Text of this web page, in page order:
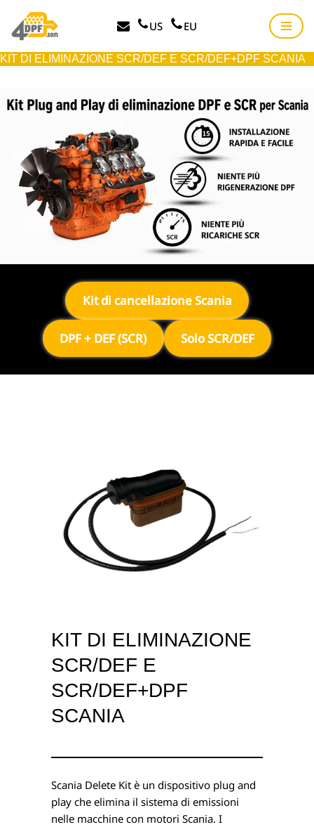
Vai
al
US EU
KIT DI ELIMINAZIONE SCR/DEF E SCR/DEF+DPF SCANIA
Kit di cancellazione Scania
DPF + DEF (SCR) Solo SCR/DEF
KIT DI ELIMINAZIONE
SCR/DEF E
SCR/DEF+DPF
SCANIA
Scania Delete Kit è un dispositivo plug and
play che elimina il sistema di emissioni
nelle macchine con motori Scania. I